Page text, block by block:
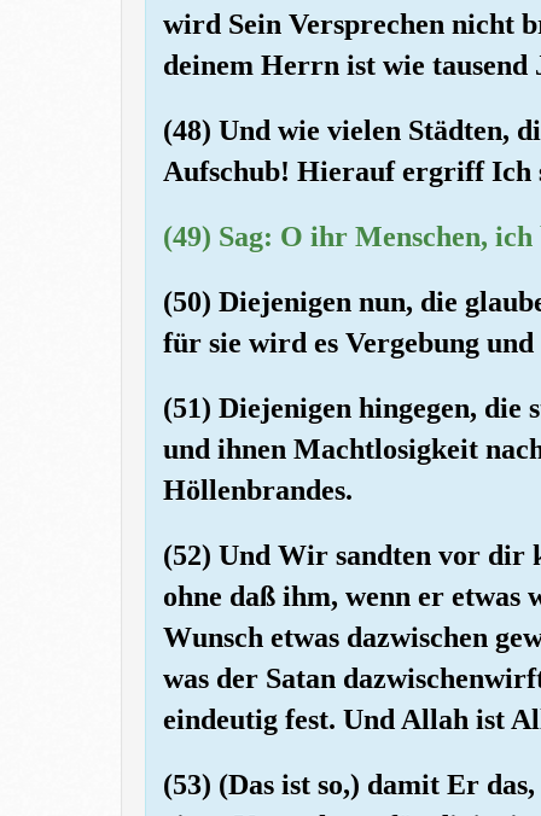
wird Sein Versprechen nicht
deinem Herrn ist wie
(48) Und wie vielen Städten,
Aufschub! Hierauf ergriff Ich
(49) Sag: O ihr Menschen,
(50) Diejenigen nun, die
für sie wird es Vergebung
(51) Diejenigen hingegen, die
und ihnen Machtlosigkeit
Höllenbrandes.
(52) Und Wir sandten vor dir
ohne daß ihm, wenn er etwas
Wunsch etwas dazwischen
was der Satan
eindeutig fest. Und Allah ist
(53) (Das ist so,) damit Er